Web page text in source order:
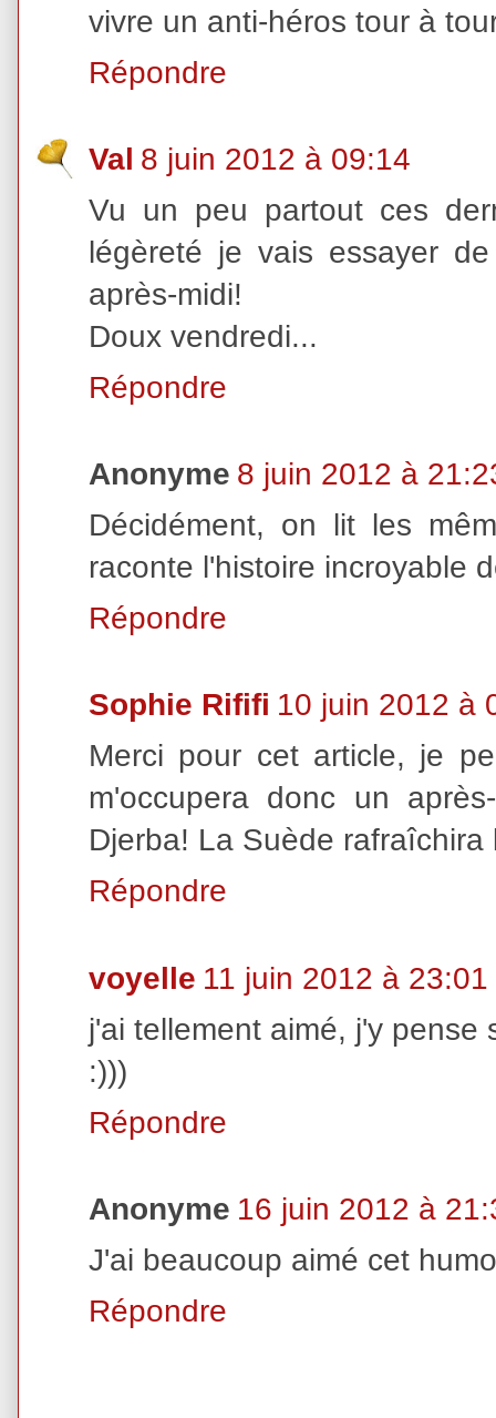
vivre un anti-héros tour à
Répondre
Val 8 juin 2012 à 09:14
Vu un peu partout ces
légèreté je vais essayer
après-midi!
Doux vendredi...
Répondre
Anonyme 8 juin 2012 à
Décidément, on lit les
raconte l'histoire incroyable
Répondre
Sophie Rififi 10 juin 2012 à
Merci pour cet article, je
m'occupera donc un
Djerba! La Suède
Répondre
voyelle 11 juin 2012 à 23:01
j'ai tellement aimé, j'y pense
:)))
Répondre
Anonyme 16 juin 2012 à
J'ai beaucoup aimé cet
Répondre